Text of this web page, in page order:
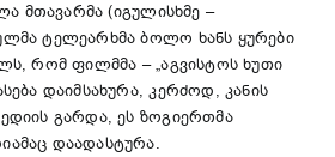
მთავარმა (იგულისხმე –
ტელეარხმა ბოლო ხანს ყურები
რომ ფილმმა – „აგვისტოს ხუთი
დაიმსახურა, კერძოდ, კანის
გარდა, ეს ზოგიერთმა
დაადასტურა.